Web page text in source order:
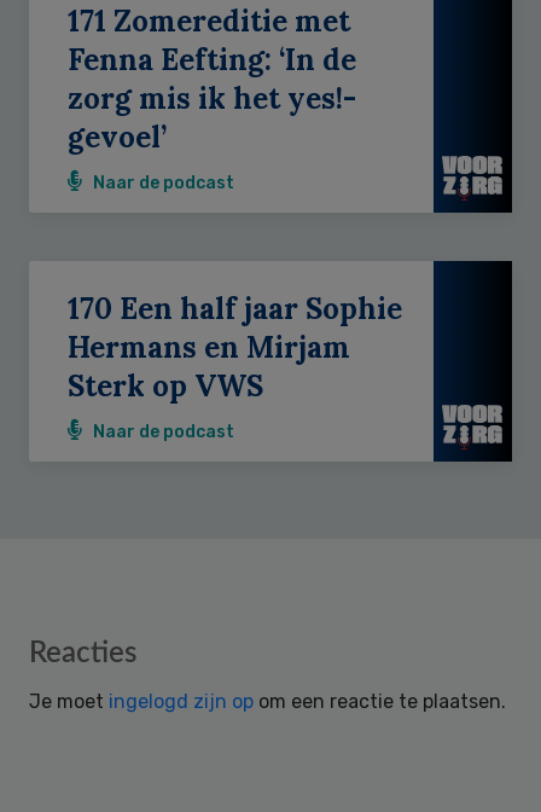
171 Zomereditie met
Fenna Eefting: ‘In de
zorg mis ik het yes!-
gevoel’
Naar de podcast
170 Een half jaar Sophie
Hermans en Mirjam
Sterk op VWS
Naar de podcast
Reader
Reacties
Je moet ingelogd zijn op om een reactie te plaatsen.